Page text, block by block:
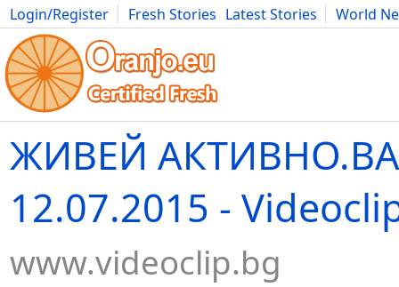
Login/Register Fresh Stories Latest Stories
World
Movies Anime Music Art Cars Advice Science
ЖИВЕЙ
12.07.2015 -
www.videoclip.bg